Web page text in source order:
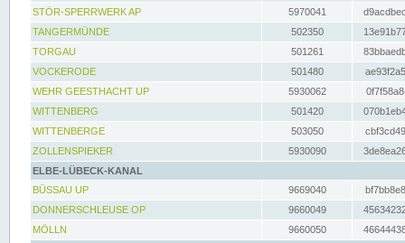
STÖR-SPERRWERK AP 5970041
TANGERMÜNDE
502350
TORGAU
501261
VOCKERODE
501480
WEHR GEESTHACHT UP
5930062
WITTENBERG
501420
WITTENBERGE
503050
ZOLLENSPIEKER
5930090
ELBE-LÜBECK-KANAL
BÜSSAU UP
9669040
DONNERSCHLEUSE OP
9660049
MÖLLN
9660050